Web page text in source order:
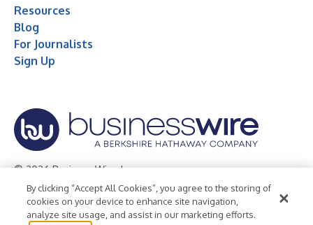
Resources
Blog
For Journalists
Sign Up
© 2026 Business Wire, Inc.
Privacy Policy Cookie Policy
Accessibility Statement
Terms of Use
Legal
By clicking “Accept All Cookies”, you agree to the storing of
cookies on your device to enhance site navigation,
analyze site usage, and assist in our marketing efforts.